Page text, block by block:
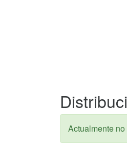
Actualmente